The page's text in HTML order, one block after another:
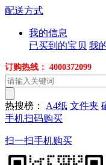
配送方式
我的信息
已买到的宝贝 我
订购热线： 4000372099
热搜榜： A4纸 文件夹
手机扫码购买
扫一扫手机购买